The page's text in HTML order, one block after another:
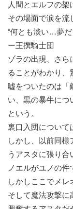
人間とエルフの架
その場面で涙を流
“何とも淡い…夢
ー王撰騎士団
ゾラの出現、さら
ることがわかり、
嘘をついたのは「
い、黒の暴牛につ
という。
裏口入団について
しかし、以前同様
うアスタに張り合
ノエルがユノの件
しかしここでメレ
そして魔法攻撃に